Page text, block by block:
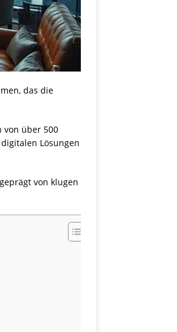
das die
von über 500
Lösungen
von klugen